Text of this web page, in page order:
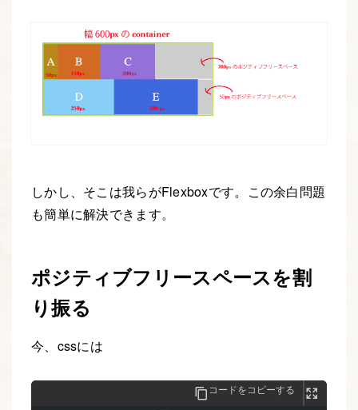
しかし、そこは我らがFlexboxです。この余白問題
も簡単に解決できます。
ポジティブフリースペースを割
り振る
今、cssには
コードをコピーする